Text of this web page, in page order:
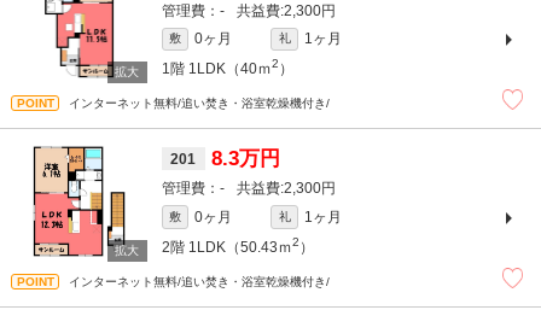
- 2,300円
敷 0ヶ月 礼
1ヶ月
1階 1LDK（40ｍ2 ）
インターネット無料/追い焚き・浴室乾燥機付き/
201 8.3万円
- 2,300円
敷 0ヶ月 礼
1ヶ月
2階 1LDK（50.43ｍ2 ）
インターネット無料/追い焚き・浴室乾燥機付き/